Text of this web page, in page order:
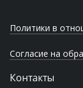
Политики в
Согласие на
Контакты